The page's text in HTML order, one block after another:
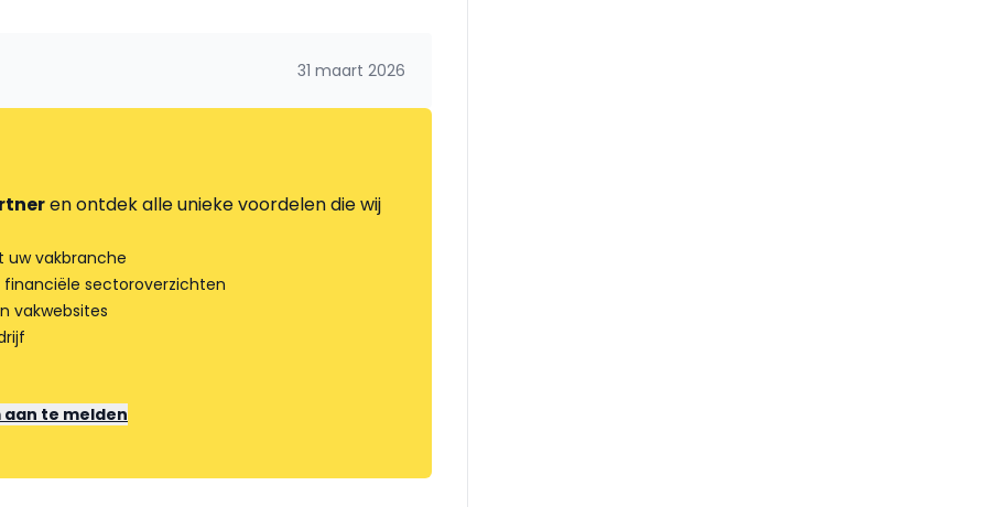
31 maart 2026
en ontdek alle unieke voordelen die wij
uw vakbranche
sectoroverzichten
vakwebsites
aan te melden